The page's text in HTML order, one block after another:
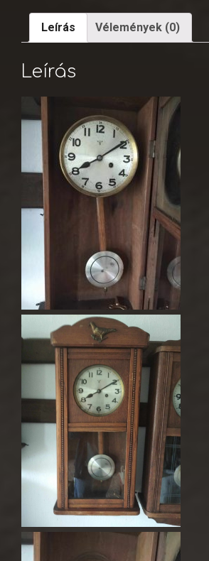
Leírás Vélemények (0)
Leírás